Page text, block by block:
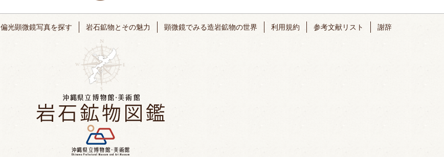
偏光顕微鏡写真を探す 岩石鉱物とその魅力 顕微鏡でみる造岩鉱物の世界 利用規約 参考文献リスト 謝辞